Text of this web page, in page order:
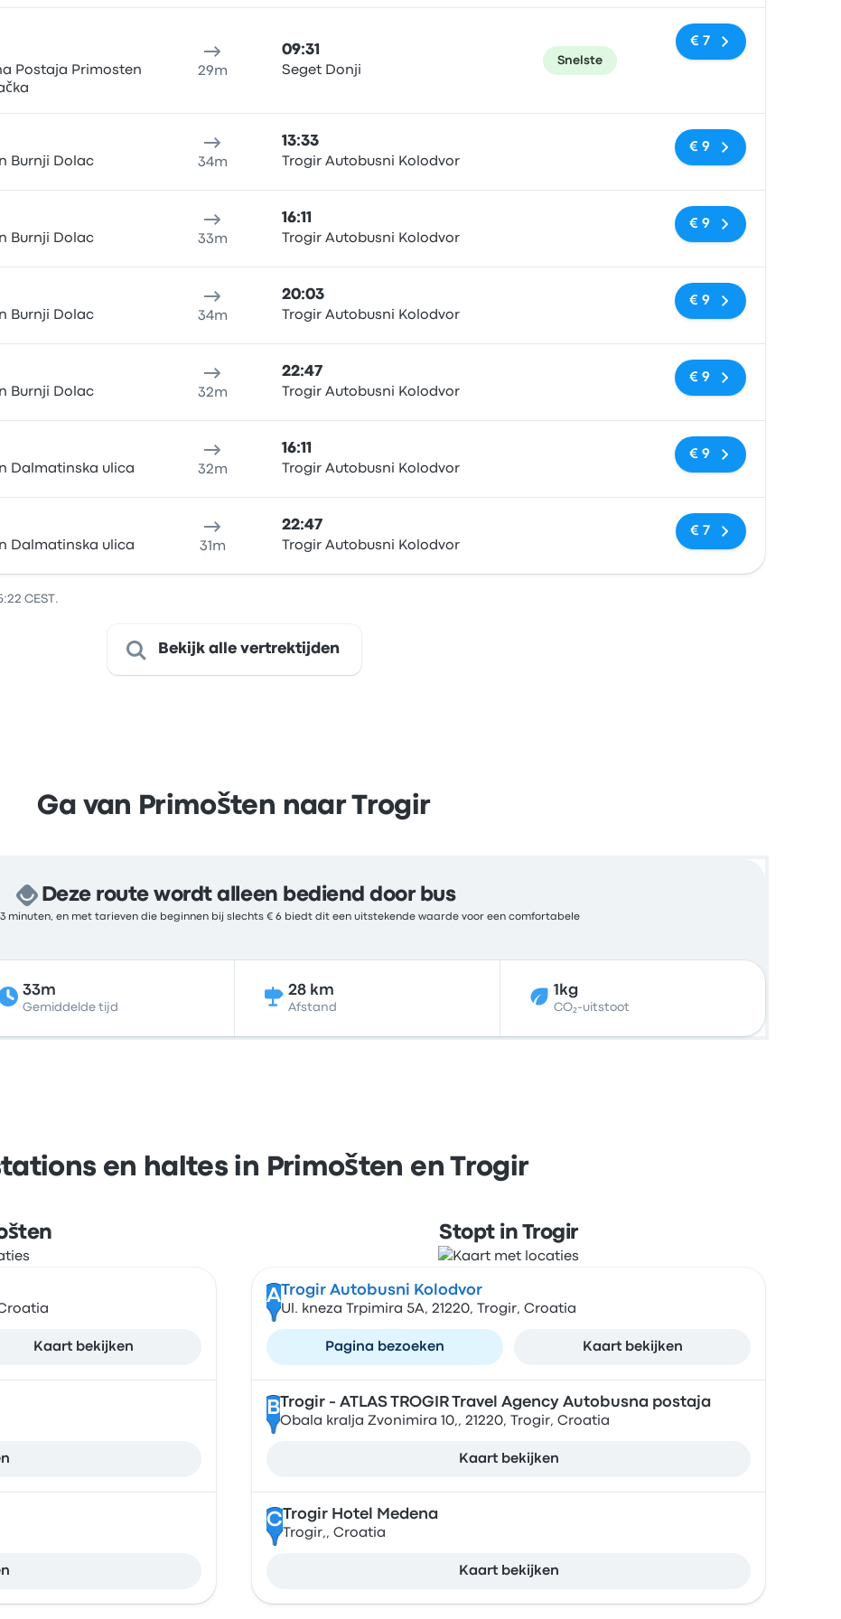
Postaja Primosten
29m
09:31
Seget Donji
Snelste
€ 7
Burnji Dolac 34m
13:33
Trogir Autobusni Kolodvor
Geen tags
€ 9
Burnji Dolac 33m
16:11
Trogir Autobusni Kolodvor
Geen tags
€ 9
Burnji Dolac 34m
20:03
Trogir Autobusni Kolodvor
Geen tags
€ 9
Burnji Dolac 32m
22:47
Trogir Autobusni Kolodvor
Geen tags
€ 9
Dalmatinska ulica 32m
16:11
Trogir Autobusni Kolodvor
Geen tags
€ 9
Dalmatinska ulica 31m
22:47
Trogir Autobusni Kolodvor
Geen tags
€ 7
CEST.
Bekijk alle vertrektijden
Ga van Primošten naar Trogir
Deze route wordt alleen bediend door bus
minuten, en met tarieven die beginnen bij slechts € 6 biedt dit een uitstekende waarde voor een comfortabele
33m
Gemiddelde tijd
28 km
Afstand
1kg
CO₂-uitstoot
en haltes in Primošten en Trogir
Kaart bekijken
Stopt in Trogir
A Trogir Autobusni Kolodvor
Ul. kneza Trpimira 5A, 21220, Trogir, Croatia
Pagina bezoeken Kaart bekijken
B Trogir - ATLAS TROGIR Travel Agency Autobusna postaja
Obala kralja Zvonimira 10,, 21220, Trogir, Croatia
Kaart bekijken
CTrogir Hotel Medena
Trogir,, Croatia
Kaart bekijken